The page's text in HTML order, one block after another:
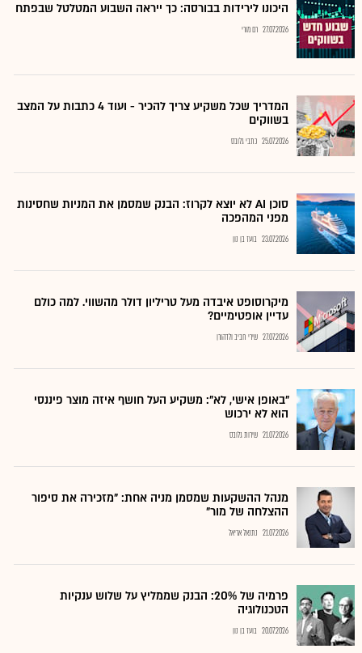
היכונו לירידות בבורסה: כך ייראה השבוע המטלטל שבפתח
27.07.2026 רם מורי
המדריך שכל משקיע צריך להכיר - ועוד 4 כתבות על המצב
בשווקים
25.07.2026 כתבי גלובס
סוכן AI לא יוצא לקרוז: הבנק שמסמן את המניות שחסינות
מפני המהפכה
23.07.2026 בועז בן נון
מיקרוסופט איבדה מעל טריליון דולר מהשווי. למה כולם
עדיין אופטימיים?
27.07.2026 שירי חביב ולדהורן
"באופן אישי, לא": משקיע העל חושף איזה מוצר פיננסי
הוא לא ירכוש
21.07.2026 שירות גלובס
מנהל ההשקעות שמסמן מניה אחת: "מזכירה את סיפור
ההצלחה של מור"
21.07.2026 נתנאל אריאל
פרמיה של 20%: הבנק שממליץ על שלוש ענקיות
הטכנולוגיה
20.07.2026 בועז בן נון